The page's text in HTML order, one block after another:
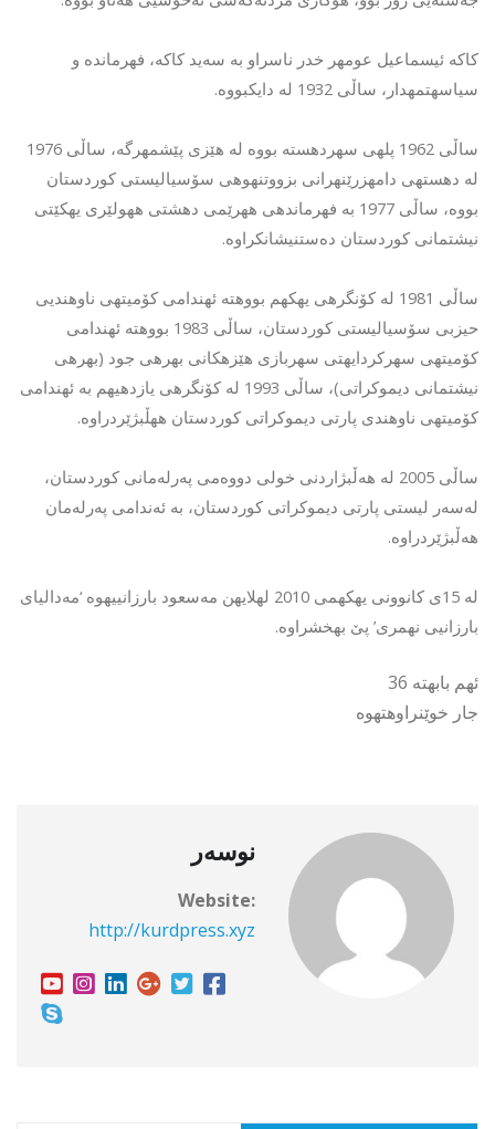
کاکە ئیسماعیل عومهر خدر ناسراو به سەید کاکە، فهرمانده و
سیاسهتمهدار، ساڵی 1932 لە دایکبووە.
ساڵی 1962 پلهی سهردهسته بووه له هێزی پێشمهرگه، ساڵی 1976
له دهستهی دامهزرێنهرانی بزووتنهوهی سۆسیالیستی كوردستان
بووه، ساڵی 1977 به فهرماندهی ههرێمی دهشتی ههولێری یهكێتی
نیشتمانی كوردستان دەستنیشانکراوە.
ساڵی 1981 له كۆنگرهی یهكهم بووهته ئهندامی كۆمیتهی ناوهندیی
حیزبی سۆسیالیستی كوردستان، ساڵی 1983 بووهته ئهندامی
كۆمیتهی سهركردایهتی سهربازی هێزهكانی بهرهی جود (بهرهی
نیشتمانی دیموكراتی)، ساڵی 1993 له كۆنگرهی یازدهیهم به ئهندامی
كۆمیتهی ناوهندی پارتی دیموكراتی كوردستان ههڵبژێردراوه.
ساڵی 2005 لە هەڵبژاردنی خولی دووەمی پەرلەمانی کوردستان،
لەسەر لیستی پارتی دیموکراتی کوردستان، بە ئەندامی پەرلەمان
هەڵبژێردراوە.
لە 15ی كانوونی یهكهمی 2010 لهلایهن مەسعود بارزانییهوه ‘مەدالیای
بارزانیی نهمری’ پێ بهخشراوه.
ئهم بابهته 36
جار خوێنراوهتهوه
نوسەر
Website:
http://kurdpress.xyz